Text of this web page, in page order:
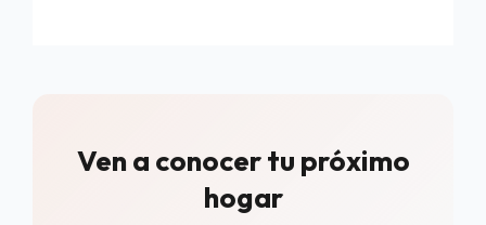
Ven a conocer tu próximo
hogar